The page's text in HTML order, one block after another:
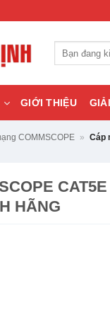
kiếm:
GIỚI THIỆU
COMMSCOPE » Cáp
HÃNG